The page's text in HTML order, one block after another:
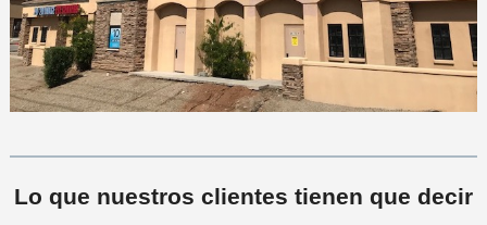
Lo que nuestros clientes tienen que decir